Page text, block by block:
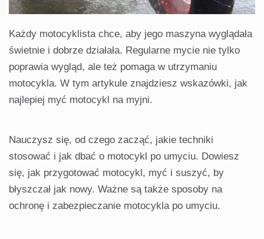
Każdy motocyklista chce, aby jego maszyna wyglądała
świetnie i dobrze działała. Regularne mycie nie tylko
poprawia wygląd, ale też pomaga w utrzymaniu
motocykla. W tym artykule znajdziesz wskazówki, jak
najlepiej myć motocykl na myjni.
Nauczysz się, od czego zacząć, jakie techniki
stosować i jak dbać o motocykl po umyciu. Dowiesz
się, jak przygotować motocykl, myć i suszyć, by
błyszczał jak nowy. Ważne są także sposoby na
ochronę i zabezpieczanie motocykla po umyciu.